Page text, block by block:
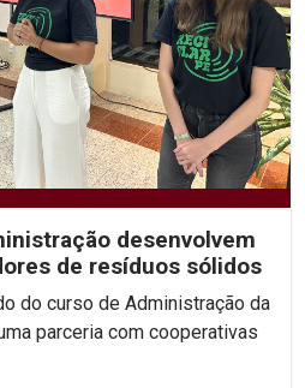
desenvolvem
de resíduos sólidos
do curso de Administração da
parceria com cooperativas